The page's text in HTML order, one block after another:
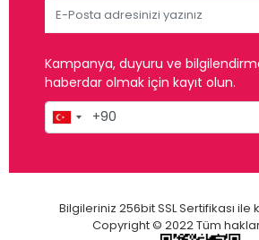
Kampanya, duyuru ve
haberdar olmak için kayıt olun.
Bilgileriniz 256bit SSL Sertifikası ile
Copyright © 2022 Tüm